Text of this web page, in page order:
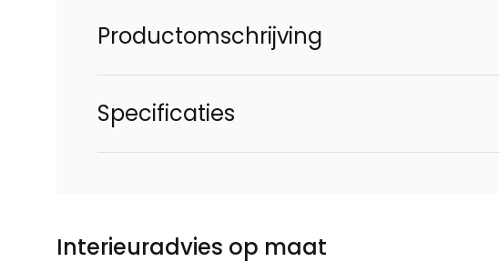
Productomschrijving
Specificaties
Interieuradvies op maat